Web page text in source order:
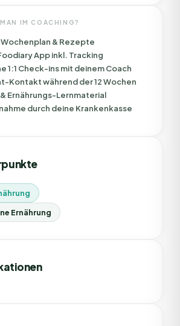
IM COACHING?
& Rezepte
App inkl. Tracking
1:1 Check-ins mit deinem Coach
Kontakt während der 12 Wochen
Ernährungs-Lernmaterial
durch deine Krankenkasse
Ernährung